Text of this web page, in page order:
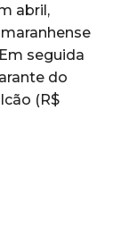
abril,
seguida
do
(R$